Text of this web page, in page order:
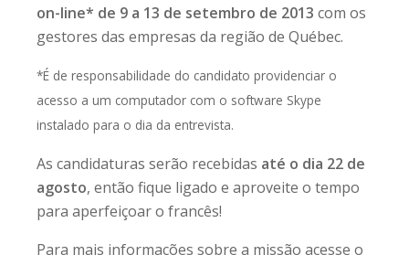
on-line* de 9 a 13 de setembro de 2013 com os
gestores das empresas da região de Québec.
*É de responsabilidade do candidato providenciar o
acesso a um computador com o software Skype
instalado para o dia da entrevista.
As candidaturas serão recebidas até o dia 22 de
agosto, então fique ligado e aproveite o tempo
para aperfeiçoar o francês!
Para mais informações sobre a missão acesse o